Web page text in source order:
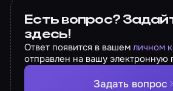
Есть вопрос?
здесь!
Ответ появится в вашемличном
отправлен на вашу электронную
Задать вопрос